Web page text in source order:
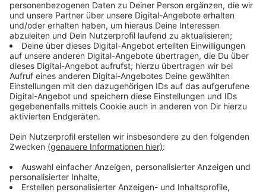
Alternative zum umweltschädlichen Plastik. Ähnlich
sieht im Rewe-Markt Eckmann in Senden aus. Beim
Raumausstattermarkt Hammer in Coesfeld ist der
Papiertüten-Vorrat ebenfalls erschöpft. Der Markt
versucht allerdings schon länger ganz auf Tüten und
andere Verpackungen zu verzichten. Kunden bringen
hier zunehmend eigene Taschen und Körbe mit. Beim
Hellweg Baumarkt in Dülmen gibt es dagegen keinen
dass Kunden hier häufig größere und schwerere Dinge
kaufen, die sowieso nicht in eine Papiertüte passen.
Der Verbrauch ist hier deshalb geringer als in einem
Supermarkt. Gründe für den Papiermangel sind unter